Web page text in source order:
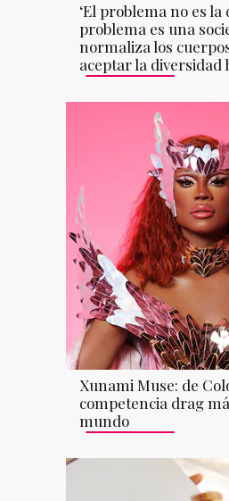
‘El problema no es la
problema es una
normaliza los
aceptar la diversidad
Xunami Muse: de
competencia drag
mundo